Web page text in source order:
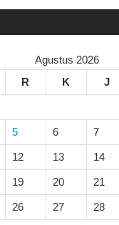
Agustus 2026
R K J
5 6 7
12 13 14
19 20 21
26 27 28